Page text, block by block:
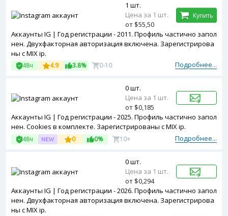
Аккаунты IG | Год регистрации - 2011. Профиль частично запол
нен. Двухфакторная авторизация включена. Зарегистрирова
ны с MIX ip.
Подробнее...
48ч 4.9 3.8% 0-10
1 шт.
Цена за 1 шт.
от $55,50
Купить
Аккаунты IG | Год регистрации - 2025. Профиль частично запол
нен. Cookies в комплекте. Зарегистрированы с MIX ip.
Подробнее...
48ч 0 0% 10+
0 шт.
Цена за 1 шт.
от $0,185
Аккаунты IG | Год регистрации - 2026. Профиль частично запол
нен. Двухфакторная авторизация включена. Зарегистрирова
ны с MIX ip.
0 шт.
Цена за 1 шт.
от $0,294